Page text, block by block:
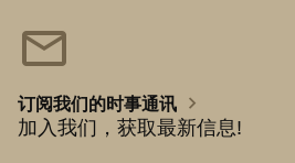
mail
订阅我们的时事通讯 chevron_right
加入我们，获取最新信息!